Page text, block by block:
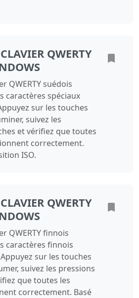
QWERTY
QWERTY suédois
caractères spéciaux
sur les touches
suivez les
et vérifiez que toutes
correctement.
ISO.
QWERTY
QWERTY finnois
caractères finnois
sur les touches
suivez les pressions
que toutes les
correctement. Basé